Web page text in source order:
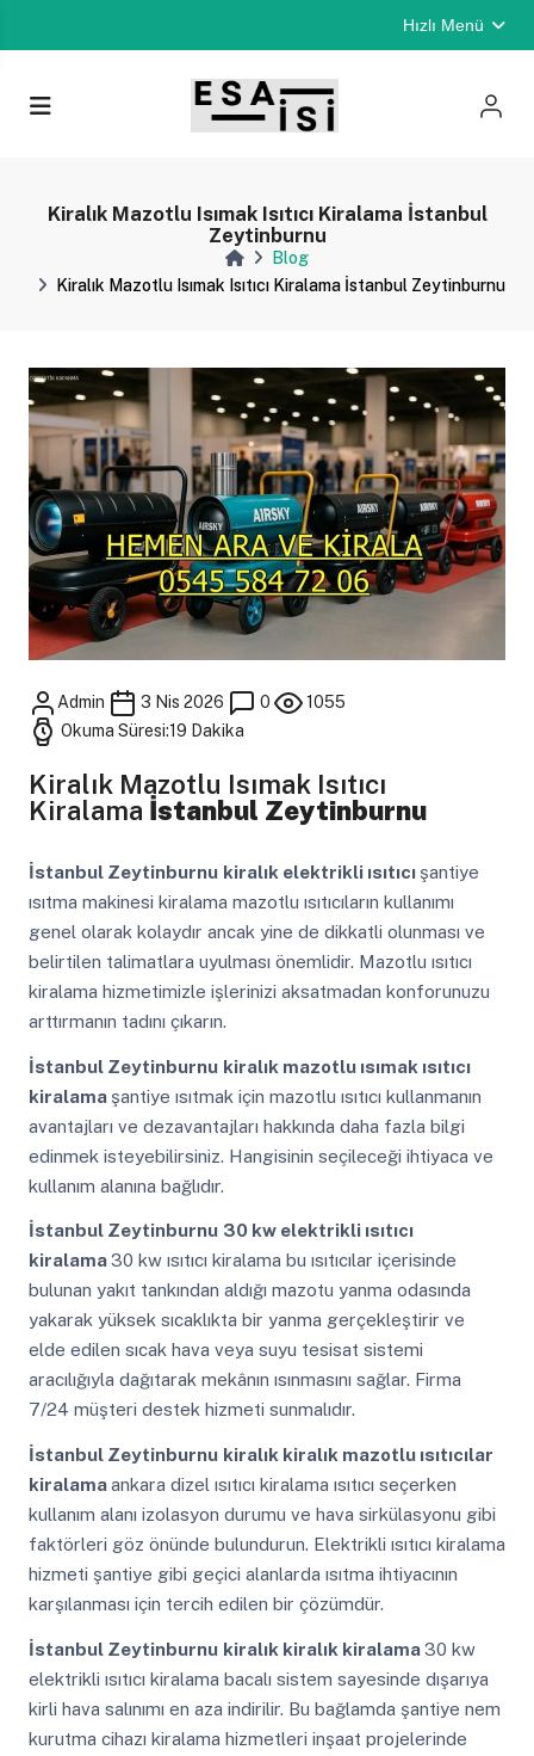
Hızlı Menü
Kiralık Mazotlu Isımak Isıtıcı Kiralama İstanbul
Zeytinburnu
Blog
Kiralık Mazotlu Isımak Isıtıcı Kiralama İstanbul Zeytinburnu
Admin 3 Nis 2026 0
1055
Okuma Süresi:19 Dakika
Kiralık Mazotlu Isımak Isıtıcı
Kiralama İstanbul Zeytinburnu
İstanbul Zeytinburnu kiralık elektrikli ısıtıcı şantiye
ısıtma makinesi kiralama mazotlu ısıtıcıların kullanımı
genel olarak kolaydır ancak yine de dikkatli olunması ve
belirtilen talimatlara uyulması önemlidir. Mazotlu ısıtıcı
kiralama hizmetimizle işlerinizi aksatmadan konforunuzu
arttırmanın tadını çıkarın.
İstanbul Zeytinburnu kiralık mazotlu ısımak ısıtıcı
kiralama şantiye ısıtmak için mazotlu ısıtıcı kullanmanın
avantajları ve dezavantajları hakkında daha fazla bilgi
edinmek isteyebilirsiniz. Hangisinin seçileceği ihtiyaca ve
kullanım alanına bağlıdır.
İstanbul Zeytinburnu 30 kw elektrikli ısıtıcı
kiralama30 kw ısıtıcı kiralama bu ısıtıcılar içerisinde
bulunan yakıt tankından aldığı mazotu yanma odasında
yakarak yüksek sıcaklıkta bir yanma gerçekleştirir ve
elde edilen sıcak hava veya suyu tesisat sistemi
aracılığıyla dağıtarak mekânın ısınmasını sağlar. Firma
7/24 müşteri destek hizmeti sunmalıdır.
İstanbul Zeytinburnu kiralık kiralık mazotlu ısıtıcılar
kiralamaankara dizel ısıtıcı kiralama ısıtıcı seçerken
kullanım alanı izolasyon durumu ve hava sirkülasyonu gibi
faktörleri göz önünde bulundurun. Elektrikli ısıtıcı kiralama
hizmeti şantiye gibi geçici alanlarda ısıtma ihtiyacının
karşılanması için tercih edilen bir çözümdür.
İstanbul Zeytinburnu kiralık kiralık kiralama30 kw
elektrikli ısıtıcı kiralama bacalı sistem sayesinde dışarıya
kirli hava salınımı en aza indirilir. Bu bağlamda şantiye nem
kurutma cihazı kiralama hizmetleri inşaat projelerinde